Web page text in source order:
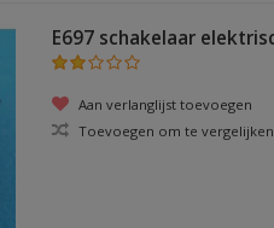
E697 schakelaar
Aan verlanglijst toevoegen
Toevoegen om te vergelijken